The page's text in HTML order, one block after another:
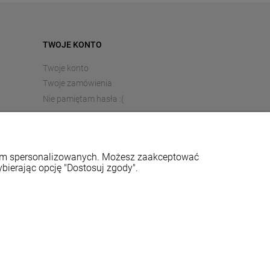
TWOJE KONTO
Twoje konto
Twoje zamówienia
Nie pamiętam hasła :(
spersonalizowanych. Możesz zaakceptować
opcję "Dostosuj zgody".